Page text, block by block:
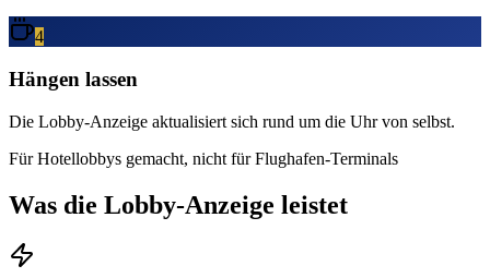
4
Hängen lassen
Die Lobby-Anzeige aktualisiert sich rund um die Uhr von selbst.
Für Hotellobbys gemacht, nicht für Flughafen-Terminals
Was die Lobby-Anzeige leistet